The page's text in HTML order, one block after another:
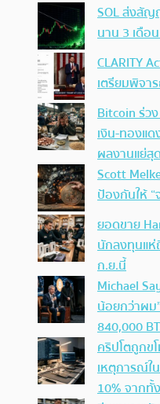
SOL ส่งสั
นาน 3 เดือ
CLARITY
เตรียมพิจา
Bitcoin ร่ว
เงิน-ทองแ
ผลงานแย่สุ
Scott
ป้องกันให้ “
ยอดขาย
นักลงทุนแห่
ก.ย.นี้
Michael
น้อยกว่าผม
840,000
คริปโตถูกข
เหตุการณ์ใ
10% จากทั้